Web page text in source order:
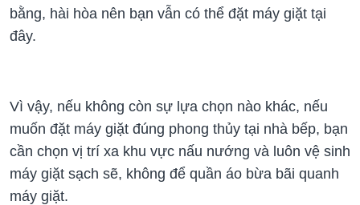
bằng, hài hòa nên bạn vẫn có thể đặt máy giặt tại
đây.
Vì vậy, nếu không còn sự lựa chọn nào khác, nếu
muốn đặt máy giặt đúng phong thủy tại nhà bếp, bạn
cần chọn vị trí xa khu vực nấu nướng và luôn vệ sinh
máy giặt sạch sẽ, không để quần áo bừa bãi quanh
máy giặt.